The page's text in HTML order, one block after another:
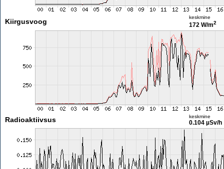
Kiirgusvoog
keskmine
172 W/m2
Radioaktiivsus keskmine
0.104 µSv/h